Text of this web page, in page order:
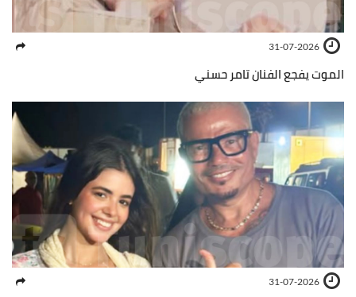
31-07-2026
الموت يفجع الفنان تامر حسني
31-07-2026